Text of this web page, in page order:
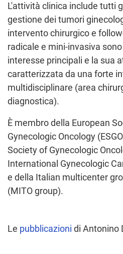
L'attività clinica include tutti
gestione dei tumori
intervento chirurgico e
radicale e mini-invasiva
interesse principali e la sua
caratterizzata da una forte
multidisciplinare (area
diagnostica).
È membro della European
Gynecologic Oncology
Society of Gynecologic
International Gynecologic
e della Italian multicenter
(MITO group).
Le pubblicazioni di Antonino